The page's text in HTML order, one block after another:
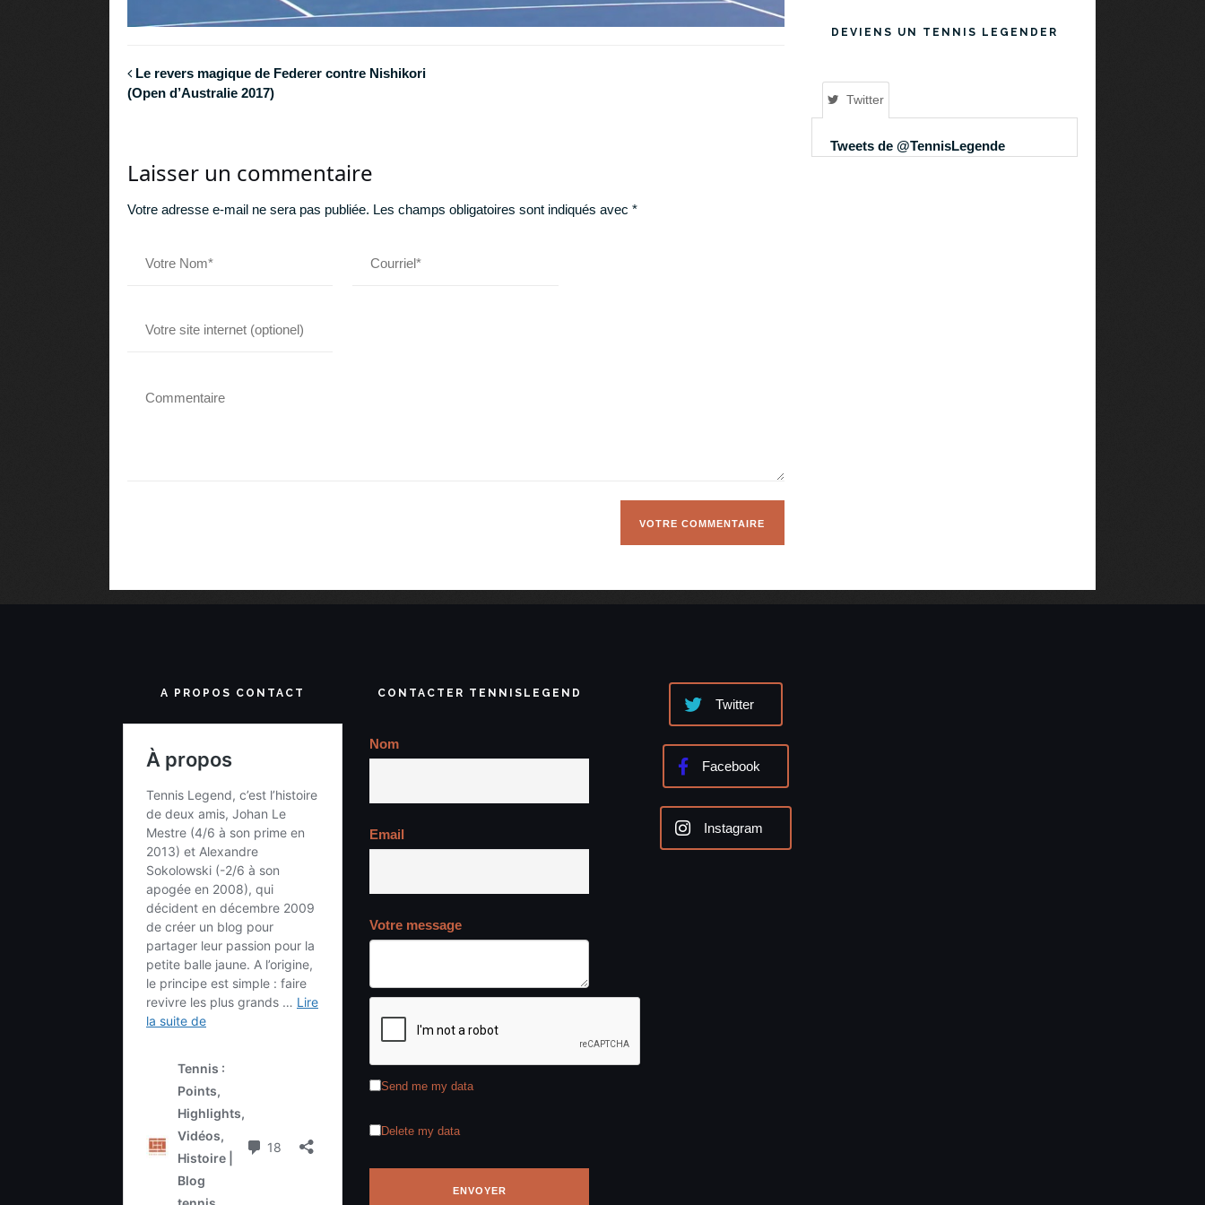
Le revers magique de Federer contre Nishikori
(Open d’Australie 2017)
Laisser un commentaire
Votre adresse e-mail ne sera pas publiée. Les champs obligatoires sont indiqués avec *
DEVIENS UN TENNIS LEGENDER
Twitter
Tweets de @TennisLegende
A PROPOS CONTACT CONTACTER TENNISLEGEND
Nom
Email
Votre message
Send me my data
Delete my data
Twitter
Facebook
Instagram